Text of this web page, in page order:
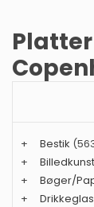
+ Bestik
+
Billedkunst
+
Bøger/
+
Drikkeglas